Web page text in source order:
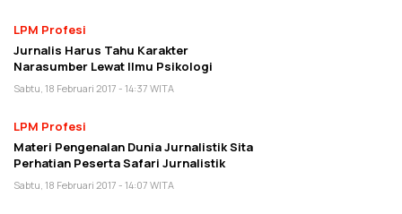
LPM Profesi
Jurnalis Harus Tahu Karakter
Narasumber Lewat Ilmu Psikologi
Sabtu, 18 Februari 2017 - 14:37 WITA
LPM Profesi
Materi Pengenalan Dunia Jurnalistik Sita
Perhatian Peserta Safari Jurnalistik
Sabtu, 18 Februari 2017 - 14:07 WITA